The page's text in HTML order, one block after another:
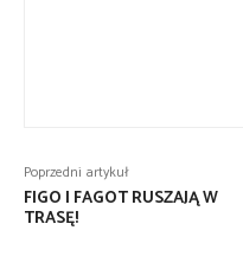
Poprzedni artykuł
FIGO I FAGOT RUSZAJĄ W
TRASĘ!